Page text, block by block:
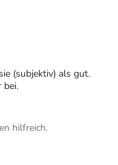
(subjektiv) als gut.
bei.
hilfreich.